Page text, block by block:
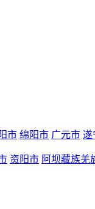
市 绵阳市 广元市 遂
资阳市 阿坝藏族羌